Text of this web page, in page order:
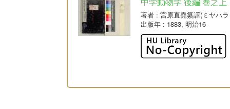
著者 : 宮原直堯纂譯(ミヤハ
出版年 : 1883, 明治16